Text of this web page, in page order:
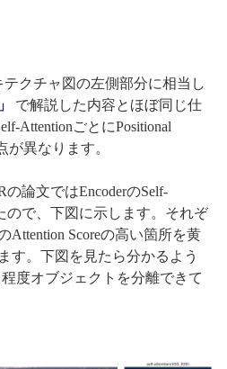
テクチャ図の左側部分に相当し
で解説した内容とほぼ同じ仕
AttentionごとにPositional
が異なります。
論文ではEncoderのSelf-
ので、下図に示します。それぞ
Attention Scoreの高い箇所を黄
す。下図を見たら分かるよう
度オブジェクトを分離できて